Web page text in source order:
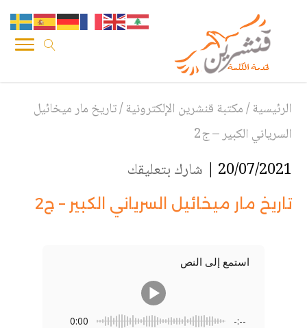
الرئيسية/مكتبة قنشرين الإلكترونية/تاريخ مار ميخائيل
السرياني الكبير – ج2
20/07/2021 | شارك بتعليقك
تاريخ مار ميخائيل السرياني الكبير – ج2
استمع إلى النص
0:00 -:--